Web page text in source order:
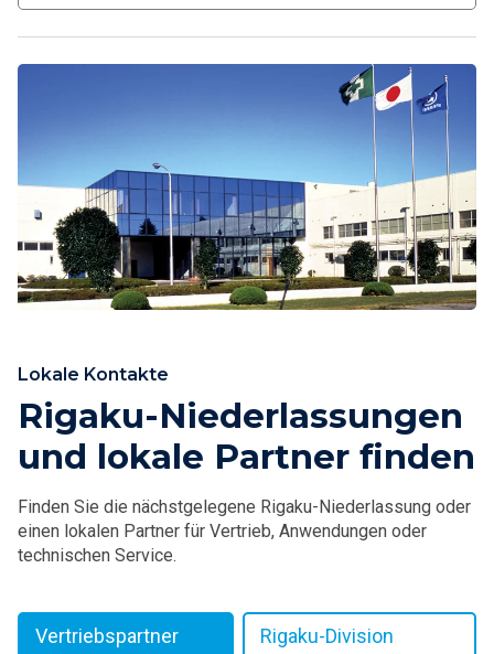
Lokale Kontakte
Rigaku-Niederlassungen
und lokale Partner finden
Finden Sie die nächstgelegene Rigaku-Niederlassung oder
einen lokalen Partner für Vertrieb, Anwendungen oder
technischen Service.
Vertriebspartner
Rigaku-Division